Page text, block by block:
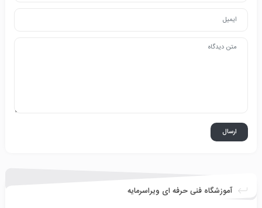
آموزشگاه فنی حرفه ای ویراسرمایه